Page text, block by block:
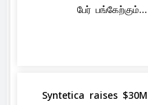
பேர் பங்கேற்கும்...
Syntetica raises $30M